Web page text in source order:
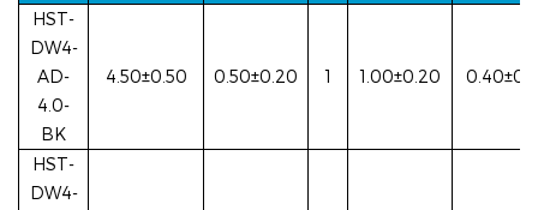
HST-
DW4-
AD-
4.0-
BK
4.50±0.50 0.50±0.20 1 1.00±0.20
HST-
DW4-